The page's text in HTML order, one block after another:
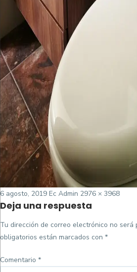
Posted
on
6 agosto, 2019 Ec Admin Tamaño
completo
2976 × 3968
Deja una respuesta
Tu dirección de correo electrónico no será
obligatorios están marcados con *
Comentario *